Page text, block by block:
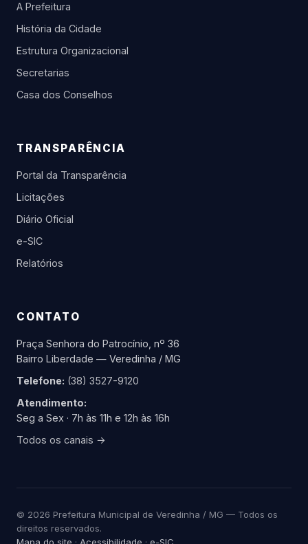
A Prefeitura
História da Cidade
Estrutura Organizacional
Secretarias
Casa dos Conselhos
TRANSPARÊNCIA
Portal da Transparência
Licitações
Diário Oficial
e-SIC
Relatórios
CONTATO
Praça Senhora do Patrocínio, nº 36
Bairro Liberdade — Veredinha / MG
Telefone: (38) 3527-9120
Atendimento:
Seg a Sex · 7h às 11h e 12h às 16h
Todos os canais →
© 2026 Prefeitura Municipal de Veredinha / MG — Todos os
direitos reservados.